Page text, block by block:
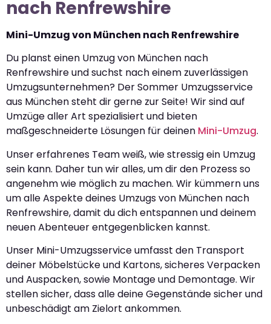
nach Renfrewshire
Mini-Umzug von München nach Renfrewshire
Du planst einen Umzug von München nach
Renfrewshire und suchst nach einem zuverlässigen
Umzugsunternehmen? Der Sommer Umzugsservice
aus München steht dir gerne zur Seite! Wir sind auf
Umzüge aller Art spezialisiert und bieten
maßgeschneiderte Lösungen für deinen Mini-Umzug.
Unser erfahrenes Team weiß, wie stressig ein Umzug
sein kann. Daher tun wir alles, um dir den Prozess so
angenehm wie möglich zu machen. Wir kümmern uns
um alle Aspekte deines Umzugs von München nach
Renfrewshire, damit du dich entspannen und deinem
neuen Abenteuer entgegenblicken kannst.
Unser Mini-Umzugsservice umfasst den Transport
deiner Möbelstücke und Kartons, sicheres Verpacken
und Auspacken, sowie Montage und Demontage. Wir
stellen sicher, dass alle deine Gegenstände sicher und
unbeschädigt am Zielort ankommen.